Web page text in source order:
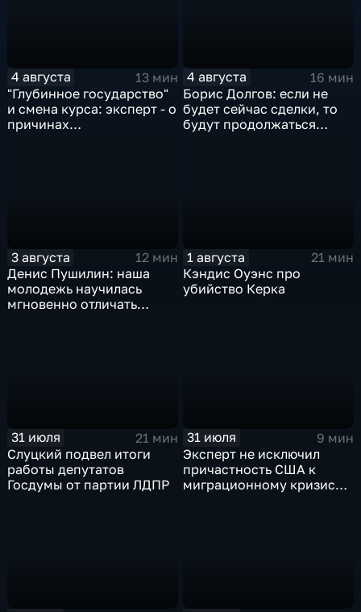
4 августа
13 мин
"Глубинное государство"
и смена курса: эксперт - о
причинах
4 августа
16 мин
Борис Долгов: если не
будет сейчас сделки, то
будут продолжаться
3 августа
12 мин
Денис Пушилин: наша
молодежь научилась
мгновенно отличать
1 августа
21 мин
Кэндис Оуэнс про
убийство Керка
31 июля
21 мин
Слуцкий подвел итоги
работы депутатов
Госдумы от партии ЛДПР
31 июля
9 мин
Эксперт не исключил
причастность США к
миграционному кризису в